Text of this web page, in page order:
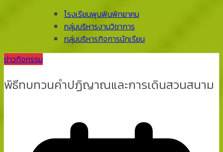
โรงเรียนพุนพินพิทยาคม
กลุ่มบริหารงานวิชาการ
กลุ่มบริหารกิจการนักเรียน
ข่าวกิจกรรม
พิธีทบทวนคำปฏิญาณและการเดินสวนสนาม